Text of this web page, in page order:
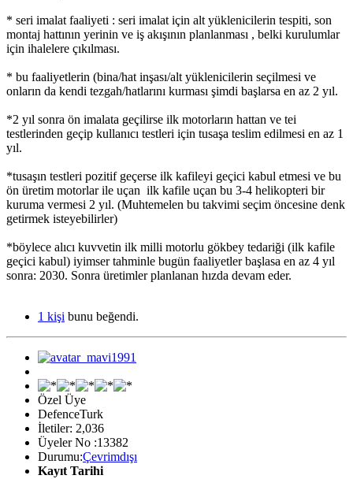
* seri imalat faaliyeti : seri imalat için alt yüklenicilerin tespiti, son
montaj hattının yerinin ve iş akışının planlanması , belki kurulumlar
için ihalelere çıkılması.
* bu faaliyetlerin (bina/hat inşası/alt yüklenicilerin seçilmesi ve
onların da kendi tezgah/hatlarını kurması şimdi başlarsa en az 2 yıl.
*2 yıl sonra ön imalata geçilirse ilk motorların hattan ve tei
testlerinden geçip kullanıcı testleri için tusaşa teslim edilmesi en az 1
yıl.
*tusaşın testleri pozitif geçerse ilk kafileyi geçici kabul etmesi ve bu
ön üretim motorlar ile uçan ilk kafile uçan bu 3-4 helikopteri bir
kuruma vermesi 2 yıl. (Muhtemelen bu takvimi seçim öncesine denk
getirmek isteyebilirler)
*böylece alıcı kuvvetin ilk milli motorlu gökbey tedariği (ilk kafile
geçici kabul) iyimser tahminle bugün faaliyetler başlasa en az 4 yıl
sonra: 2030. Sonra üretimler planlanan hızda devam eder.
1 kişi bunu beğendi.
Özel Üye
DefenceTurk
İletiler: 2,036
Üyeler No :13382
Durumu:Çevrimdışı
Kayıt Tarihi